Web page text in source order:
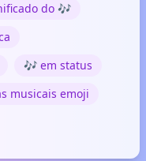
do 🎶
🎶 em status
musicais emoji